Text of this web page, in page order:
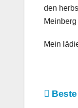
den
Mein